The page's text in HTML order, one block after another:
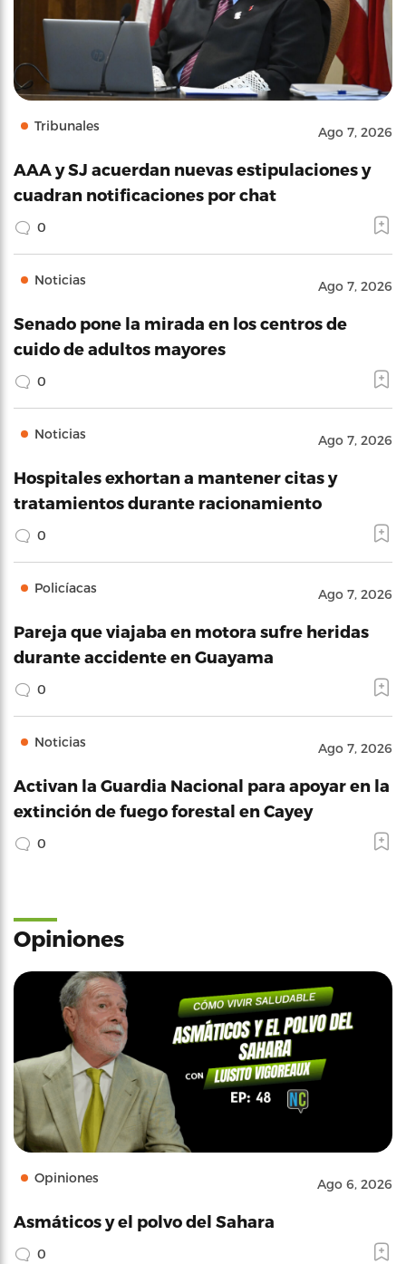
Tribunales Ago 7, 2026
AAA y SJ acuerdan nuevas estipulaciones y
cuadran notificaciones por chat
0
Noticias Ago 7, 2026
Senado pone la mirada en los centros de
cuido de adultos mayores
0
Noticias Ago 7, 2026
Hospitales exhortan a mantener citas y
tratamientos durante racionamiento
0
Policíacas Ago 7, 2026
Pareja que viajaba en motora sufre heridas
durante accidente en Guayama
0
Noticias Ago 7, 2026
Activan la Guardia Nacional para apoyar en la
extinción de fuego forestal en Cayey
0
Opiniones
Opiniones Ago 6, 2026
Asmáticos y el polvo del Sahara
0